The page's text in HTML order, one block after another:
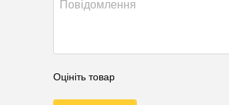
Оцініть товар